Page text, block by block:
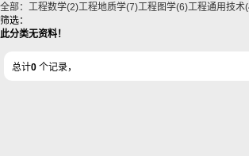
全部： 工程数学(2)工程地质学(7)工程图学(6)工程通用技术
筛选：
此分类无资料！
总计0 个记录，